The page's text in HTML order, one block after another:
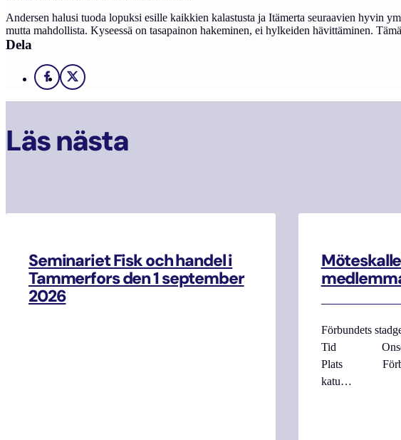
Andersen halusi tuoda lopuksi esille kaikkien kalastusta ja Itämerta seuraavien hyvin
mutta mahdollista. Kyseessä on tasapainon hakeminen, ei hylkeiden hävittäminen.
Dela
Facebook
X
Läs nästa
Seminariet Fisk och handel i
Tammerfors den 1 september
2026
Förbundets
Tid Onsdag
Plats
katu…